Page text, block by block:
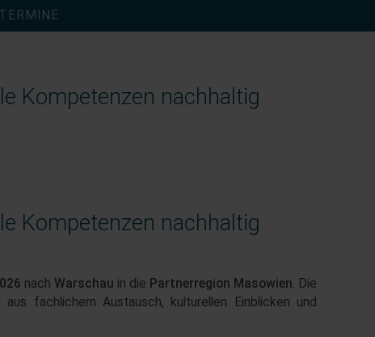
TERMINE
Kompetenzen nachhaltig
Kompetenzen nachhaltig
nach Warschau in die Partnerregion Masowien. Die
fachlichem Austausch, kulturellen Einblicken und